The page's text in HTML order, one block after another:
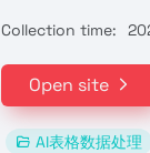
Collection time:
Open site
AI表格数据处理